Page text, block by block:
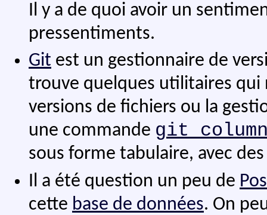
Il y a de quoi avoir un
pressentiments.
Git est un gestionnaire de
trouve quelques utilitaires qui
versions de fichiers ou la
une commande git
sous forme tabulaire, avec
Il a été question un peu de
cette base de données. On